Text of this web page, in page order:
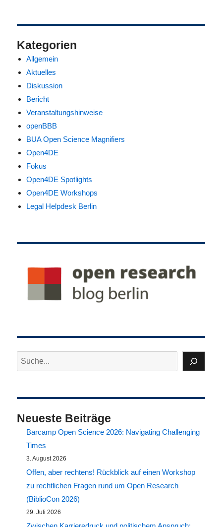
Kategorien
Allgemein
Aktuelles
Diskussion
Bericht
Veranstaltungshinweise
openBBB
BUA Open Science Magnifiers
Open4DE
Fokus
Open4DE Spotlights
Open4DE Workshops
Legal Helpdesk Berlin
Suchen
Neueste Beiträge
Barcamp Open Science 2026: Navigating Challenging
Times
3. August 2026
Offen, aber rechtens! Rückblick auf einen Workshop
zu rechtlichen Fragen rund um Open Research
(BiblioCon 2026)
29. Juli 2026